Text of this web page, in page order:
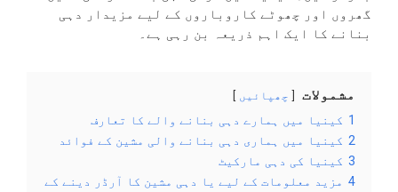
گھروں اور چھوٹے کاروباروں کے لیے مزیدار دہی
بنانے کا ایک اہم ذریعہ بن رہی ہے۔
مشمولات چھپائیں
1 کینیا میں ہمارے دہی بنانے والے کا تعارف
2 کینیا میں ہماری دہی بنانے والی مشین کے فوائد
3 کینیا کی دہی مارکیٹ
4 مزید معلومات کے لیے یا دہی مشین کا آرڈر دینے کے